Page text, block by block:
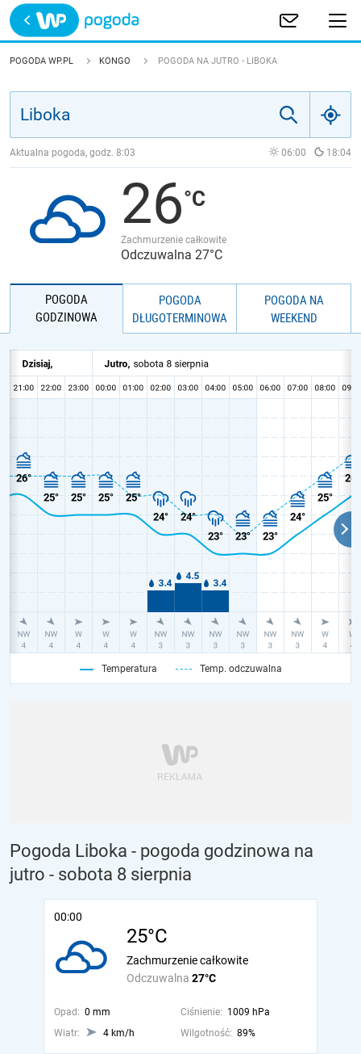
Trwa ładowanie
POLSKA
POGODA WP.PL KONGO POGODA NA JUTRO - LIBOKA
Aktualna pogoda, godz. 8:03 06:00 18:04
26
Zachmurzenie całkowite
Odczuwalna 27°C
POGODA
GODZINOWA
POGODA
DŁUGOTERMINOWA
POGODA NA
WEEKEND
Temperatura Temp. odczuwalna
Pogoda Liboka - pogoda godzinowa na
jutro - sobota 8 sierpnia
00:00
25°C
Odczuwalna 27°C
Zachmurzenie całkowite
Opad: 0 mm Ciśnienie: 1009 hPa
Wiatr:
4 km/h Wilgotność: 89%